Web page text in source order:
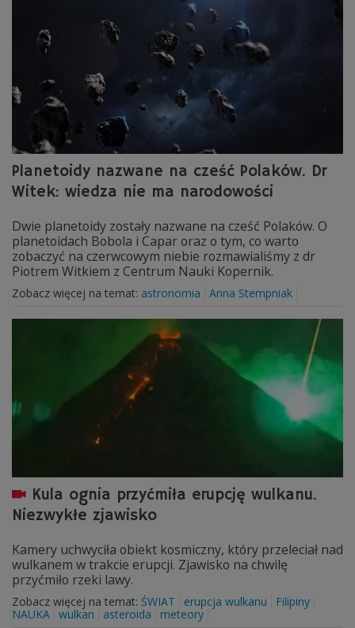
Planetoidy nazwane na cześć Polaków. Dr
Witek: wiedza nie ma narodowości
Dwie planetoidy zostały nazwane na cześć Polaków. O
planetoidach Bobola i Capar oraz o tym, co warto
zobaczyć na czerwcowym niebie rozmawialiśmy z dr
Piotrem Witkiem z Centrum Nauki Kopernik.
Zobacz więcej na temat: astronomia Anna Stempniak
Kula ognia przyćmiła erupcję wulkanu.
Niezwykłe zjawisko
Kamery uchwyciła obiekt kosmiczny, który przeleciał nad
wulkanem w trakcie erupcji. Zjawisko na chwilę
przyćmiło rzeki lawy.
Zobacz więcej na temat: ŚWIAT erupcja wulkanu
Filipiny
NAUKA wulkan asteroida meteory